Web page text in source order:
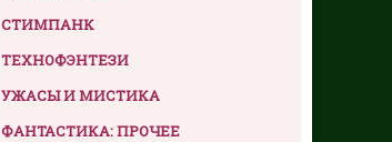
СТИМПАНК
ТЕХНОФЭНТЕЗИ
УЖАСЫ И МИСТИКА
ФАНТАСТИКА: ПРОЧЕЕ